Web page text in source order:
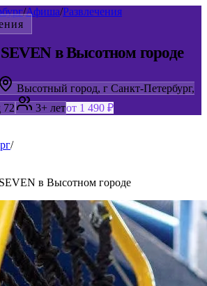
/Афиша/Развлечения
в Высотном городе
Высотный город, г Санкт-Петербург,
72
3+ летот 1 490 ₽
/
в Высотном городе